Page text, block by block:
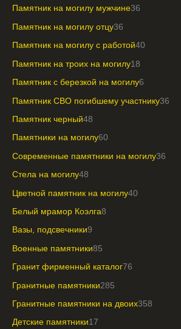
Памятник на могилу мужчине36
Памятник на могилу отцу36
Памятник на могилу с работой40
Памятник на троих на могилу18
Памятник с березкой на могилу6
Памятник СВО погибшему участнику36
Памятник черный48
Памятники на могилу60
Современные памятники на могилу36
Стела на могилу48
Цветной памятник на могилу40
Белый мрамор Коэлга8
Вазы, подсвечники9
Военные памятники85
Гранит фирменный каталог76
Гранитные памятники285
Гранитные памятники на двоих358
Детские памятники17